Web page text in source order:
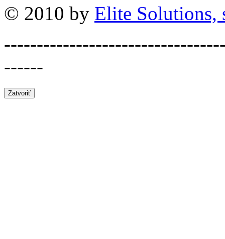
© 2010 by Elite Solutions,
------